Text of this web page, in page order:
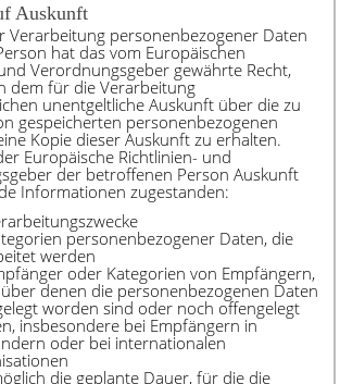
Auskunft
Verarbeitung personenbezogener Daten
hat das vom Europäischen
Verordnungsgeber gewährte Recht,
dem für die Verarbeitung
unentgeltliche Auskunft über die zu
gespeicherten personenbezogenen
Kopie dieser Auskunft zu erhalten.
Europäische Richtlinien- und
der betroffenen Person Auskunft
Informationen zugestanden:
personenbezogener Daten, die
werden
oder Kategorien von Empfängern,
denen die personenbezogenen Daten
worden sind oder noch offengelegt
insbesondere bei Empfängern in
oder bei internationalen
die geplante Dauer, für die die